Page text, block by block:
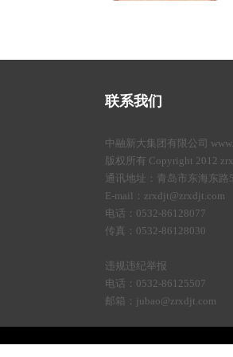
联系我们
中融新大集团有限公司
版权所有 Copyright 2012
通讯地址：青岛市东海东路
E-mail：zrxdjt@zrxdjt.com
电话：0532-86128077
传真：0532-86128030
违规违纪举报
电话：0532-86125507
邮箱：jubao@zrxdjt.com